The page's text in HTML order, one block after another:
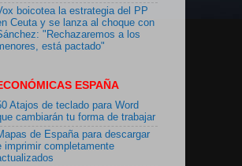
boicotea la estrategia del PP
Ceuta y se lanza al choque con
"Rechazaremos a los
está pactado"
ESPAÑA
Atajos de teclado para Word
cambiarán tu forma de trabajar
de España para descargar
imprimir completamente